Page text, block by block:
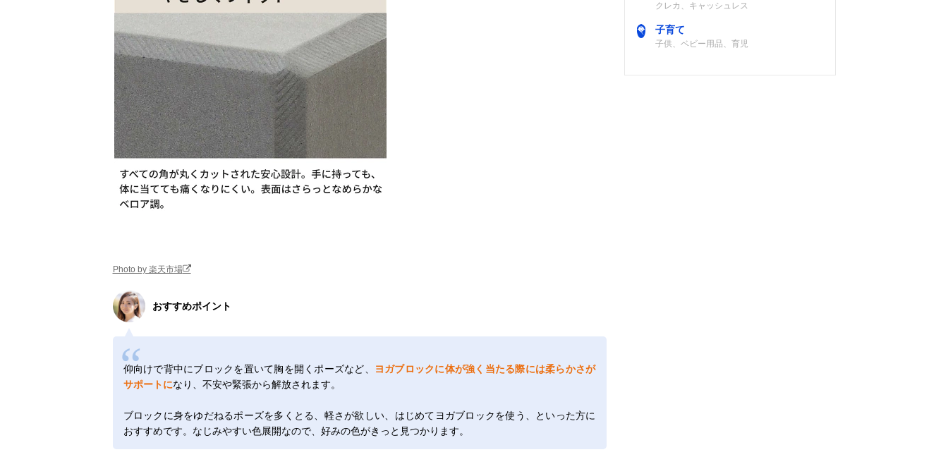
Photo by 楽天市場
おすすめポイント
仰向けで背中にブロックを置いて胸を開くポーズなど、
ヨガブロックに体が強く当たる際には柔らかさが
サポートになり、不安や緊張から解放されます。
ブロックに身をゆだねるポーズを多くとる、軽さが欲しい、はじめてヨガブロックを使う、といった方に
おすすめです。なじみやすい色展開なので、好みの色がきっと見つかります。
クレカ、キャッシュレス
子育て
子供、ベビー用品、育児